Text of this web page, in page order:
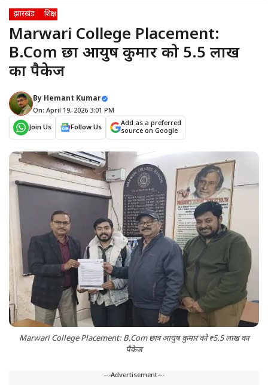
झारखंड शिक्षा
Marwari College Placement:
B.Com छात्र आयुष कुमार को ₹5.5 लाख
का पैकेज
By Hemant Kumar
On: April 19, 2026 3:01 PM
Join Us
Follow Us
Add as a preferred
source on Google
Marwari College Placement: B.Com छात्र आयुष कुमार को ₹5.5 लाख का
पैकेज
---Advertisement---